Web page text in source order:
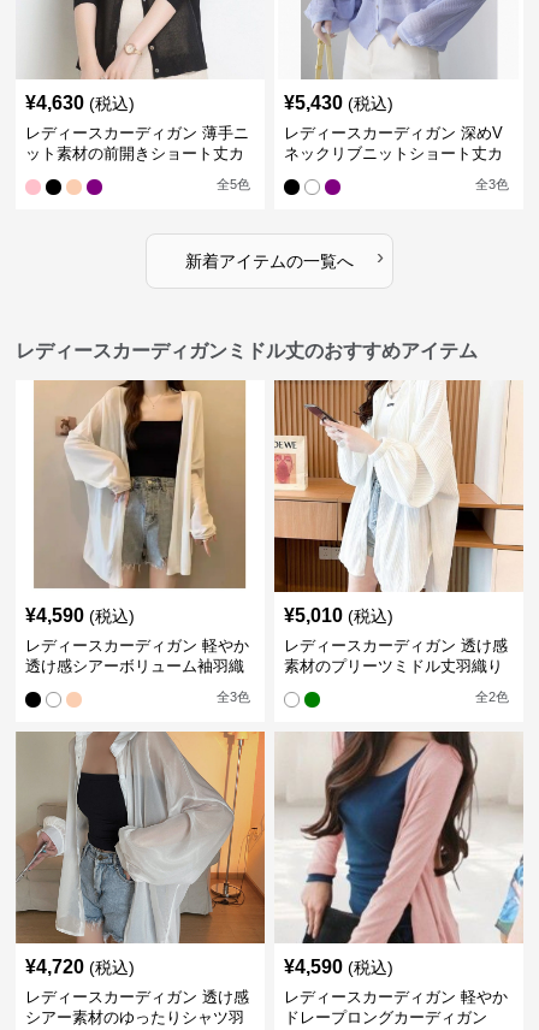
¥4,630 (税込)
レディースカーディガン 薄手ニ
ット素材の前開きショート丈カ
全5色
¥5,430 (税込)
レディースカーディガン 深めV
ネックリブニットショート丈カ
全3色
新着アイテムの一覧へ ›
レディースカーディガンミドル丈のおすすめアイテム
¥4,590 (税込)
レディースカーディガン 軽やか
透け感シアーボリューム袖羽織
全3色
¥5,010 (税込)
レディースカーディガン 透け感
素材のプリーツミドル丈羽織り
全2色
¥4,720 (税込)
レディースカーディガン 透け感
シアー素材のゆったりシャツ羽
¥4,590 (税込)
レディースカーディガン 軽やか
ドレープロングカーディガン